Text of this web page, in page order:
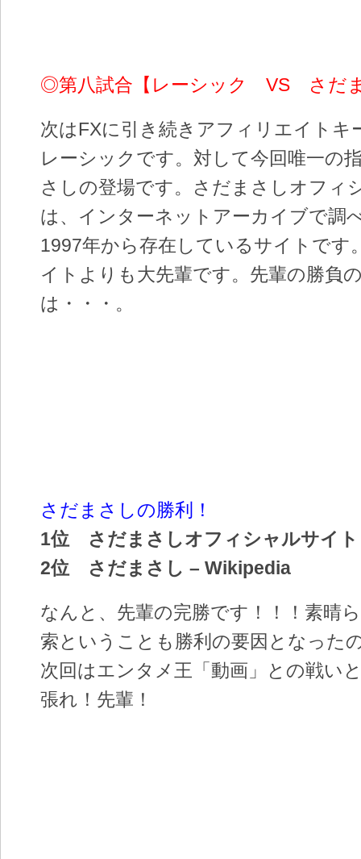
◎第八試合【レーシック VS さだ
次はFXに引き続きアフィリエイトキ
レーシックです。対して今回唯一の
さしの登場です。さだまさしオフィ
は、インターネットアーカイブで調
1997年から存在しているサイトです
イトよりも大先輩です。先輩の勝負
は・・・。
さだまさしの勝利！
1位 さだまさしオフィシャルサイト
2位 さだまさし – Wikipedia
なんと、先輩の完勝です！！！素晴
索ということも勝利の要因となった
次回はエンタメ王「動画」との戦い
張れ！先輩！